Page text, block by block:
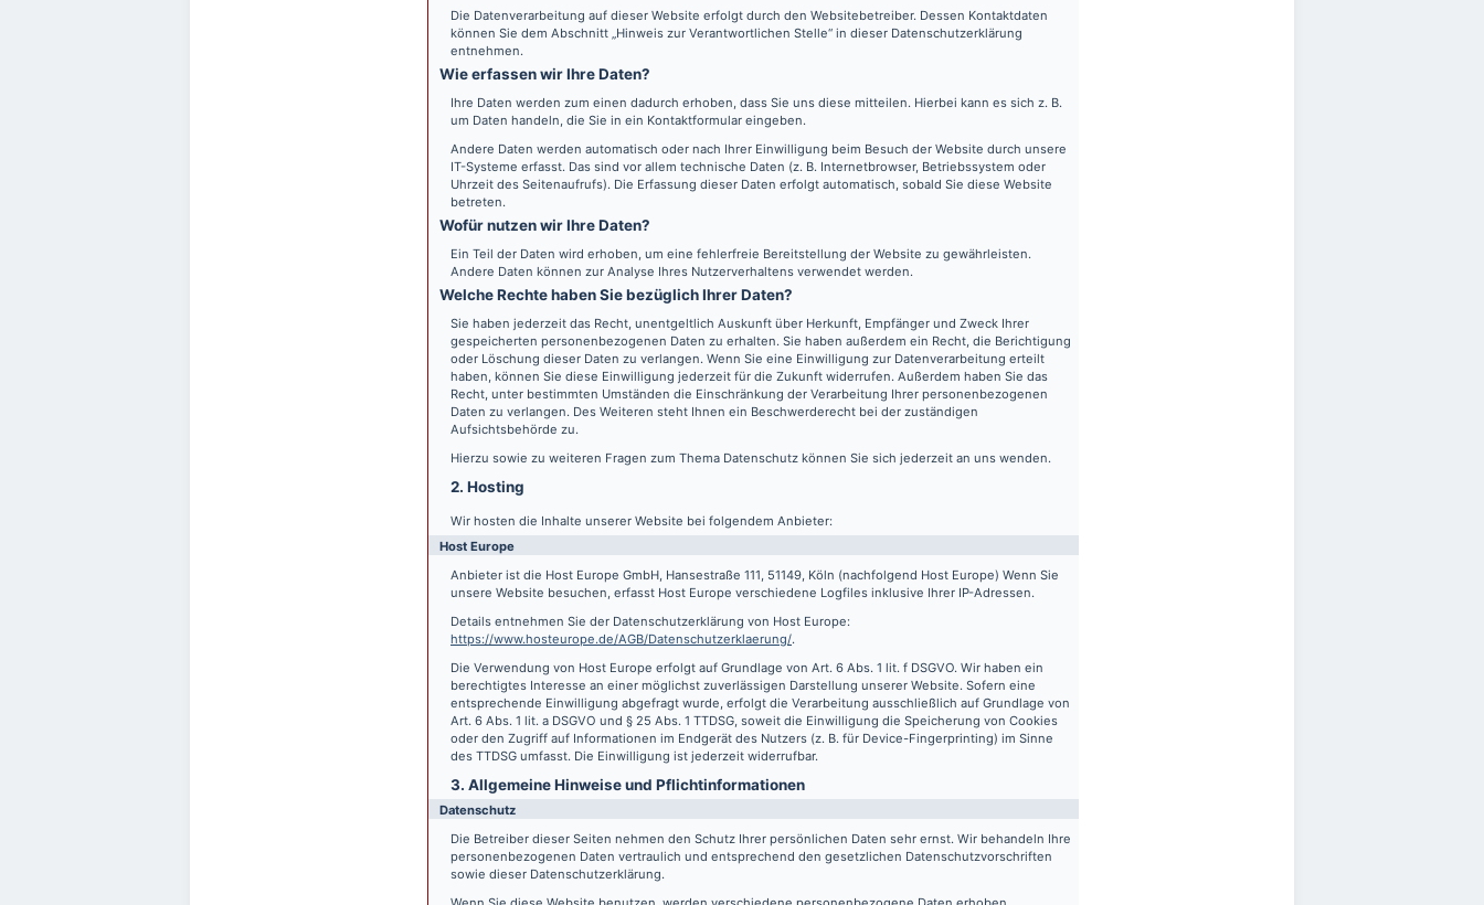
Die Datenverarbeitung auf dieser Website erfolgt durch den Websitebetreiber. Dessen Kontaktdaten
können Sie dem Abschnitt „Hinweis zur Verantwortlichen Stelle“ in dieser Datenschutzerklärung
entnehmen.
Wie erfassen wir Ihre Daten?
Ihre Daten werden zum einen dadurch erhoben, dass Sie uns diese mitteilen. Hierbei kann es sich z. B.
um Daten handeln, die Sie in ein Kontaktformular eingeben.
Andere Daten werden automatisch oder nach Ihrer Einwilligung beim Besuch der Website durch unsere
IT-Systeme erfasst. Das sind vor allem technische Daten (z. B. Internetbrowser, Betriebssystem oder
Uhrzeit des Seitenaufrufs). Die Erfassung dieser Daten erfolgt automatisch, sobald Sie diese Website
betreten.
Wofür nutzen wir Ihre Daten?
Ein Teil der Daten wird erhoben, um eine fehlerfreie Bereitstellung der Website zu gewährleisten.
Andere Daten können zur Analyse Ihres Nutzerverhaltens verwendet werden.
Welche Rechte haben Sie bezüglich Ihrer Daten?
Sie haben jederzeit das Recht, unentgeltlich Auskunft über Herkunft, Empfänger und Zweck Ihrer
gespeicherten personenbezogenen Daten zu erhalten. Sie haben außerdem ein Recht, die Berichtigung
oder Löschung dieser Daten zu verlangen. Wenn Sie eine Einwilligung zur Datenverarbeitung erteilt
haben, können Sie diese Einwilligung jederzeit für die Zukunft widerrufen. Außerdem haben Sie das
Recht, unter bestimmten Umständen die Einschränkung der Verarbeitung Ihrer personenbezogenen
Daten zu verlangen. Des Weiteren steht Ihnen ein Beschwerderecht bei der zuständigen
Aufsichtsbehörde zu.
Hierzu sowie zu weiteren Fragen zum Thema Datenschutz können Sie sich jederzeit an uns wenden.
2. Hosting
Wir hosten die Inhalte unserer Website bei folgendem Anbieter:
Host Europe
Anbieter ist die Host Europe GmbH, Hansestraße 111, 51149, Köln (nachfolgend Host Europe) Wenn Sie
unsere Website besuchen, erfasst Host Europe verschiedene Logfiles inklusive Ihrer IP-Adressen.
Details entnehmen Sie der Datenschutzerklärung von Host Europe:
https://www.hosteurope.de/AGB/Datenschutzerklaerung/.
Die Verwendung von Host Europe erfolgt auf Grundlage von Art. 6 Abs. 1 lit. f DSGVO. Wir haben ein
berechtigtes Interesse an einer möglichst zuverlässigen Darstellung unserer Website. Sofern eine
entsprechende Einwilligung abgefragt wurde, erfolgt die Verarbeitung ausschließlich auf Grundlage von
Art. 6 Abs. 1 lit. a DSGVO und § 25 Abs. 1 TTDSG, soweit die Einwilligung die Speicherung von Cookies
oder den Zugriff auf Informationen im Endgerät des Nutzers (z. B. für Device-Fingerprinting) im Sinne
des TTDSG umfasst. Die Einwilligung ist jederzeit widerrufbar.
3. Allgemeine Hinweise und Pflicht­informationen
Datenschutz
Die Betreiber dieser Seiten nehmen den Schutz Ihrer persönlichen Daten sehr ernst. Wir behandeln Ihre
personenbezogenen Daten vertraulich und entsprechend den gesetzlichen Datenschutzvorschriften
sowie dieser Datenschutzerklärung.